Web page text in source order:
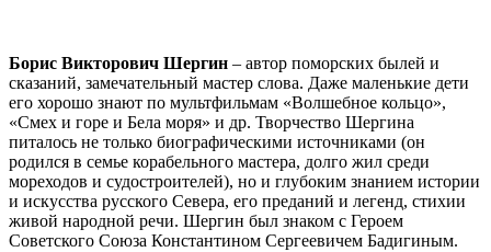
Борис Викторович Шергин – автор поморских былей и
сказаний, замечательный мастер слова. Даже маленькие дети
его хорошо знают по мультфильмам «Волшебное кольцо»,
«Смех и горе и Бела моря» и др. Творчество Шергина
питалось не только биографическими источниками (он
родился в семье корабельного мастера, долго жил среди
мореходов и судостроителей), но и глубоким знанием истории
и искусства русского Севера, его преданий и легенд, стихии
живой народной речи. Шергин был знаком с Героем
Советского Союза Константином Сергеевичем Бадигиным.